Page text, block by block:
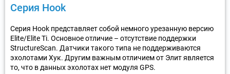
Серия Hook
Серия Hook представляет собой немного урезанную версию
Elite/Elite Ti. Основное отличие – отсутствие поддержки
StructureScan. Датчики такого типа не поддерживаются
эхолотами Хук. Другим важным отличием от Элит является
то, что в данных эхолотах нет модуля GPS.